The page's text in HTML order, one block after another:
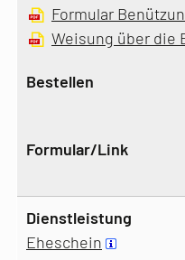
Formular
Weisung über die
Eheschein